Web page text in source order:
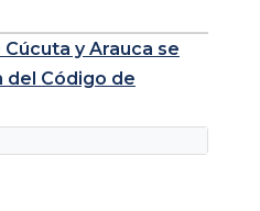
y Arauca se
del Código de